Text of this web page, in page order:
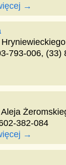
→
793-006, (33)
382-084
→